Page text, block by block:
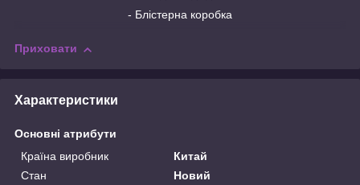
- Блістерна коробка
Приховати
Характеристики
Основні атрибути
Країна виробник
Китай
Стан
Новий